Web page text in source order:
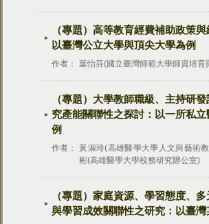
（專題）高等教育經費補助政策與
以臺灣公立大學與頂尖大學為例
作者： 葉怡芬(國立臺灣師範大學師資培育
（專題）大學教師職級、主持研
究產能關聯性之探討：以一所私
例
作者：
黃淑玲(高雄醫學大學人文與藝術
彬(高雄醫學大學校務研究辦公室)
（專題）家庭資源、學習態度、
與學習成效關聯性之研究：以臺灣